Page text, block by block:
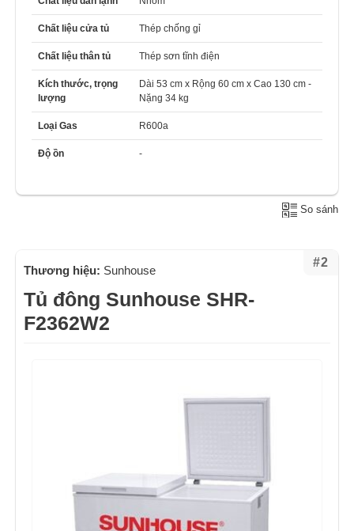
Chất liệu cửa tủ Thép chống gỉ
Chất liệu thân tủ Thép sơn tĩnh điện
Kích thước, trọng
lượng
Dài 53 cm x Rộng 60 cm x Cao 130 cm -
Nặng 34 kg
Loại Gas R600a
Độ ồn -
So sánh
#2
Thương hiệu: Sunhouse
Tủ đông Sunhouse SHR-
F2362W2